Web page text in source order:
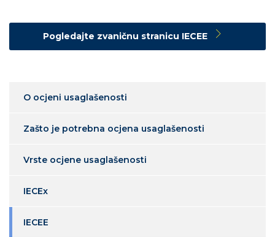
Pogledajte zvaničnu stranicu IECEE
O ocjeni usaglašenosti
Zašto je potrebna ocjena usaglašenosti
Vrste ocjene usaglašenosti
IECEx
IECEE